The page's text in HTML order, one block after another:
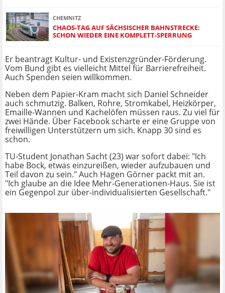
CHEMNITZ
CHAOS-TAG AUF SÄCHSISCHER BAHNSTRECKE:
SCHON WIEDER EINE KOMPLETT-SPERRUNG
Er beantragt Kultur- und Existenzgründer-Förderung.
Vom Bund gibt es vielleicht Mittel für Barrierefreiheit.
Auch Spenden seien willkommen.
Neben dem Papier-Kram macht sich Daniel Schneider
auch schmutzig. Balken, Rohre, Stromkabel, Heizkörper,
Emaille-Wannen und Kachelöfen müssen raus. Zu viel für
zwei Hände. Über Facebook scharte er eine Gruppe von
freiwilligen Unterstützern um sich. Knapp 30 sind es
schon.
TU-Student Jonathan Sacht (23) war sofort dabei: "Ich
habe Bock, etwas einzureißen, wieder aufzubauen und
Teil davon zu sein." Auch Hagen Görner packt mit an.
"Ich glaube an die Idee Mehr-Generationen-Haus. Sie ist
ein Gegenpol zur über-individualisierten Gesellschaft."